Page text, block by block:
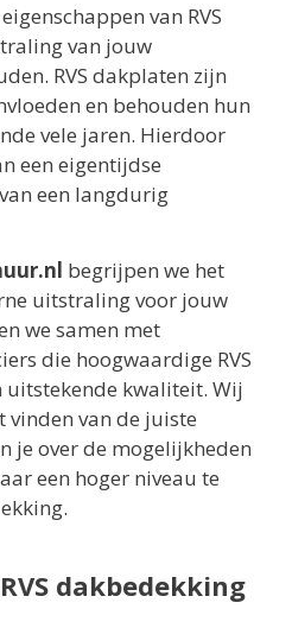
van RVS
van jouw
RVS dakplaten zijn
en behouden hun
vele jaren. Hierdoor
een eigentijdse
een langdurig
begrijpen we het
uitstraling voor jouw
we samen met
die hoogwaardige RVS
uitstekende kwaliteit. Wij
vinden van de juiste
je over de mogelijkheden
een hoger niveau te
dakbedekking